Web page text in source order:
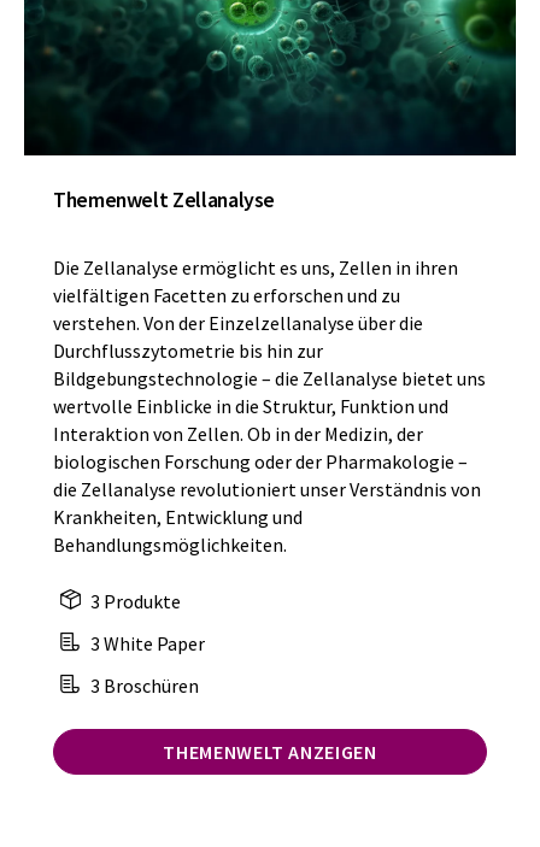
Themenwelt Zellanalyse
Die Zellanalyse ermöglicht es uns, Zellen in ihren
vielfältigen Facetten zu erforschen und zu
verstehen. Von der Einzelzellanalyse über die
Durchflusszytometrie bis hin zur
Bildgebungstechnologie – die Zellanalyse bietet uns
wertvolle Einblicke in die Struktur, Funktion und
Interaktion von Zellen. Ob in der Medizin, der
biologischen Forschung oder der Pharmakologie –
die Zellanalyse revolutioniert unser Verständnis von
Krankheiten, Entwicklung und
Behandlungsmöglichkeiten.
3 Produkte
3 White Paper
3 Broschüren
THEMENWELT ANZEIGEN